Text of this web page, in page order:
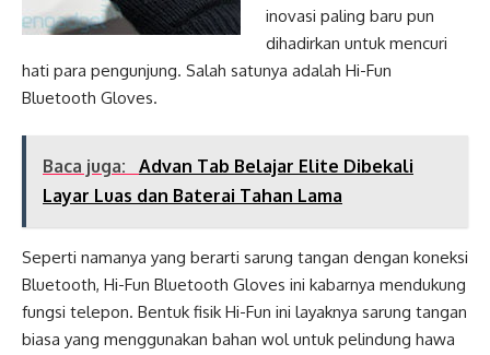
inovasi paling baru pun
dihadirkan untuk mencuri
hati para pengunjung. Salah satunya adalah Hi-Fun
Bluetooth Gloves.
Baca juga:
Advan Tab Belajar Elite Dibekali
Layar Luas dan Baterai Tahan Lama
Seperti namanya yang berarti sarung tangan dengan koneksi
Bluetooth, Hi-Fun Bluetooth Gloves ini kabarnya mendukung
fungsi telepon. Bentuk fisik Hi-Fun ini layaknya sarung tangan
biasa yang menggunakan bahan wol untuk pelindung hawa